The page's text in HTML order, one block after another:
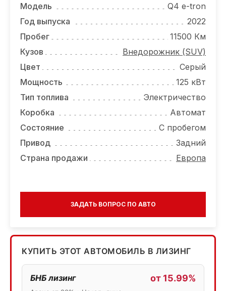
Модель
Q4 e-tron
Год выпуска
2022
Пробег
11500 Км
Кузов
Внедорожник (SUV)
Цвет
Серый
Мощность
125 кВт
Тип топлива
Электричество
Коробка
Автомат
Состояние
С пробегом
Привод
Задний
Страна продажи
Европа
ЗАДАТЬ ВОПРОС ПО АВТО
КУПИТЬ ЭТОТ АВТОМОБИЛЬ В ЛИЗИНГ
БНБ лизинг от 15.99%